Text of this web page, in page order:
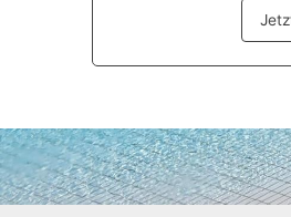
Anschrift und Bankverbindung